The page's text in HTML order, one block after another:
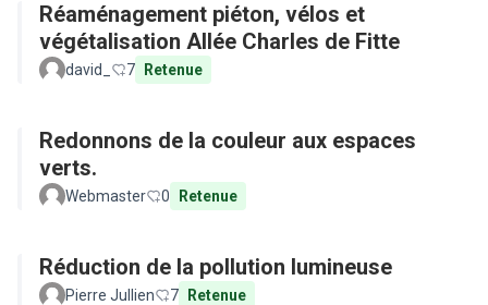
Réaménagement piéton, vélos et
végétalisation Allée Charles de Fitte
david_ 7 Retenue
Redonnons de la couleur aux espaces
verts.
Webmaster 0 Retenue
Réduction de la pollution lumineuse
Pierre Jullien 7 Retenue